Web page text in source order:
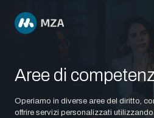
Aree di
Operiamo in diverse aree del diritto,
offrire servizi personalizzati